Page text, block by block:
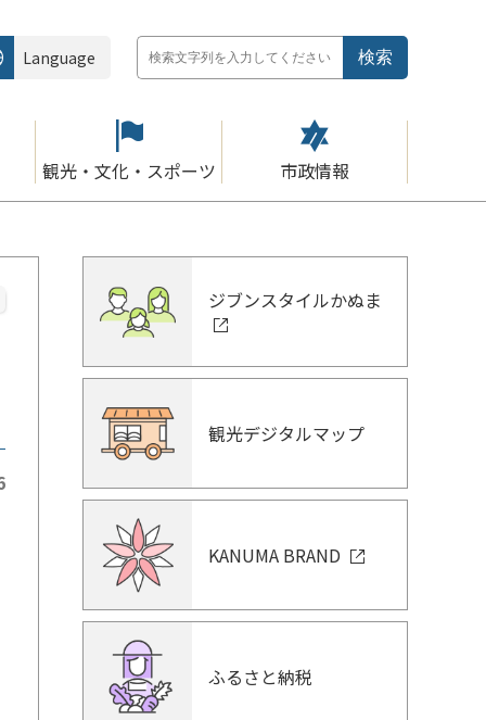
Language
観光・文化・スポーツ 市政情報
ジブンスタイルかぬま
観光デジタルマップ
KANUMA BRAND
ふるさと納税